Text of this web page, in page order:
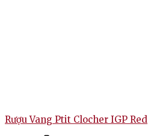
Rượu Vang Ptit Clocher IGP Red